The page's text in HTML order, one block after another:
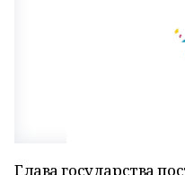
Глава государства